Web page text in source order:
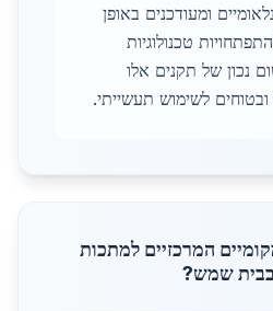
ומעודכנים באופן
טכנולוגיות
נכון של תקנים אלו
לשימוש תעשייתי.
המרכזיים למתכות
בבית שמש?